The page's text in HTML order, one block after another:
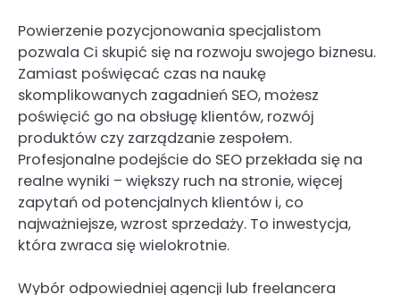
Powierzenie pozycjonowania specjalistom
pozwala Ci skupić się na rozwoju swojego biznesu.
Zamiast poświęcać czas na naukę
skomplikowanych zagadnień SEO, możesz
poświęcić go na obsługę klientów, rozwój
produktów czy zarządzanie zespołem.
Profesjonalne podejście do SEO przekłada się na
realne wyniki – większy ruch na stronie, więcej
zapytań od potencjalnych klientów i, co
najważniejsze, wzrost sprzedaży. To inwestycja,
która zwraca się wielokrotnie.
Wybór odpowiedniej agencji lub freelancera